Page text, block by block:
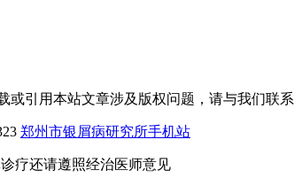
或引用本站文章涉及版权问题，请与我们联系
郑州市银屑病研究所手机站
疗还请遵照经治医师意见